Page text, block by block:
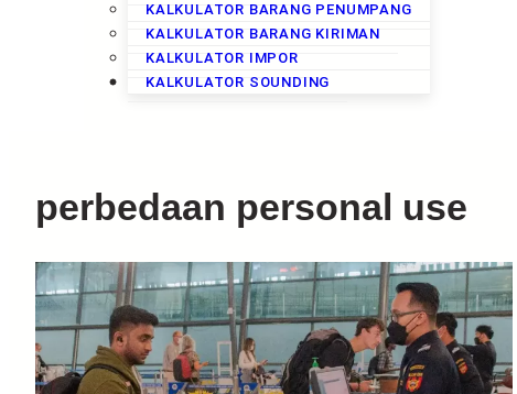
KALKULATOR BARANG PENUMPANG
KALKULATOR BARANG KIRIMAN
KALKULATOR IMPOR
KALKULATOR SOUNDING
KURS
perbedaan personal use